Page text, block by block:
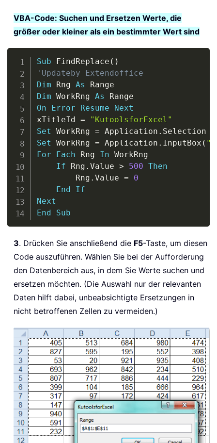
VBA-Code: Suchen und Ersetzen Werte, die
größer oder kleiner als ein bestimmter Wert sind
Sub FindReplace ( )
'Updateby Extendoffice
Dim Rng As
Dim WorkRng As
On
Error Resume
Next
xTitleId =
"KutoolsforExcel"
Set WorkRng = Application .
Set WorkRng = Application . InputBox (
For
Each Rng In WorkRng
If Rng . Value > 500 Then
        Rng
. Value =
0
End
If
Next
End
Sub
3. Drücken Sie anschließend die F5-Taste, um diesen
Code auszuführen. Wählen Sie bei der Aufforderung
den Datenbereich aus, in dem Sie Werte suchen und
ersetzen möchten. (Die Auswahl nur der relevanten
Daten hilft dabei, unbeabsichtigte Ersetzungen in
nicht betroffenen Zellen zu vermeiden.)